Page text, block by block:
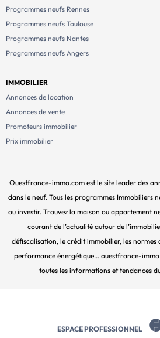
Programmes neufs Rennes
Programmes neufs Toulouse
Programmes neufs Nantes
Programmes neufs Angers
IMMOBILIER
Annonces de location
Annonces de vente
Promoteurs immobilier
Prix immobilier
Ouestfrance-immo.com est le site leader des
dans le neuf. Tous les programmes Immobiliers
ou investir. Trouvez la maison ou appartement
courant de l’actualité autour de
défiscalisation, le crédit immobilier, les
performance énergétique... ouestfrance-
toutes les informations et tendances
ESPACE PROFESSIONNEL